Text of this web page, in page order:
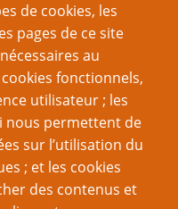
de cookies, les
pages de ce site
au
fonctionnels,
utilisateur ; les
nous permettent de
sur l’utilisation du
; et les cookies
des contenus et